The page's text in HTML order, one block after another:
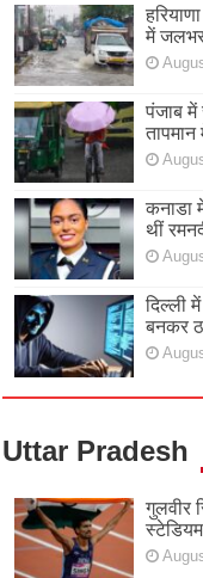
में
पंजाब में
तापमान
कनाडा
थीं
दिल्ली
बनकर
Uttar Pradesh
गुलवीर